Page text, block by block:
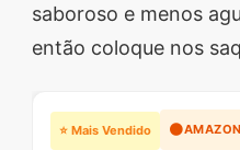
saboroso e menos
então coloque nos
⭐ Mais Vendido 🟠AMAZON